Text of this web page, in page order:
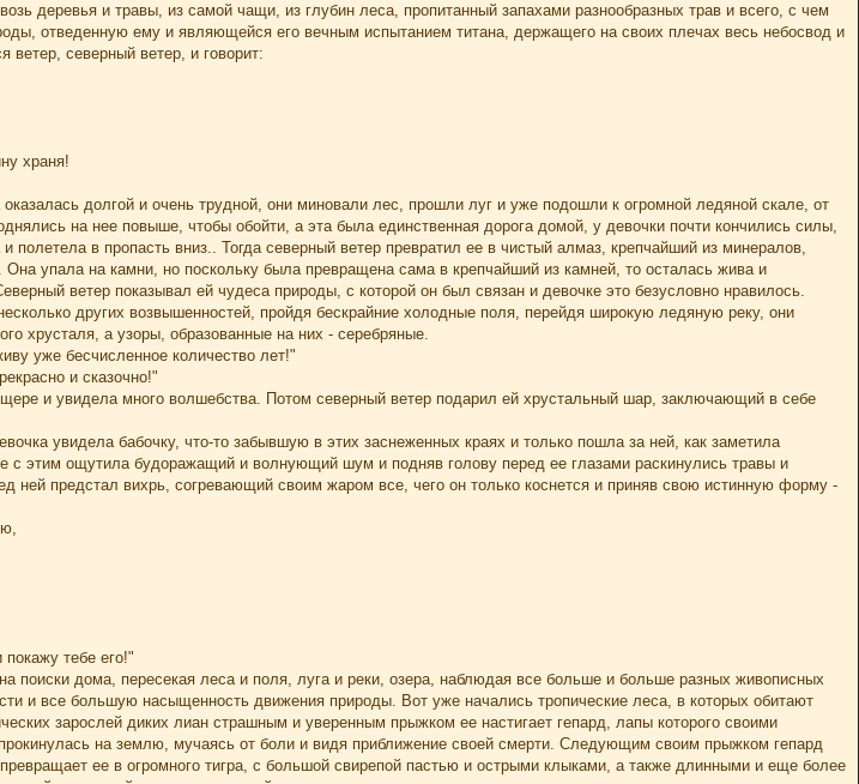
деревья и травы, из самой чащи, из глубин леса, пропитанный запахами разнообразных трав и всего, с чем
отведенную ему и являющейся его вечным испытанием титана, держащего на своих плечах весь небосвод и
северный ветер, и говорит:
храня!
долгой и очень трудной, они миновали лес, прошли луг и уже подошли к огромной ледяной скале, от
на нее повыше, чтобы обойти, а эта была единственная дорога домой, у девочки почти кончились силы,
в пропасть вниз.. Тогда северный ветер превратил ее в чистый алмаз, крепчайший из минералов,
Она упала на камни, но поскольку была превращена сама в крепчайший из камней, то осталась жива и
ветер показывал ей чудеса природы, с которой он был связан и девочке это безусловно нравилось.
других возвышенностей, пройдя бескрайние холодные поля, перейдя широкую ледяную реку, они
хрусталя, а узоры, образованные на них - серебряные.
уже бесчисленное количество лет!"
и сказочно!"
и увидела много волшебства. Потом северный ветер подарил ей хрустальный шар, заключающий в себе
увидела бабочку, что-то забывшую в этих заснеженных краях и только пошла за ней, как заметила
с этим ощутила будоражащий и волнующий шум и подняв голову перед ее глазами раскинулись травы и
ней предстал вихрь, согревающий своим жаром все, чего он только коснется и приняв свою истинную форму -
тебе его!"
поиски дома, пересекая леса и поля, луга и реки, озера, наблюдая все больше и больше разных живописных
и все большую насыщенность движения природы. Вот уже начались тропические леса, в которых обитают
зарослей диких лиан страшным и уверенным прыжком ее настигает гепард, лапы которого своими
на землю, мучаясь от боли и видя приближение своей смерти. Следующим своим прыжком гепард
ее в огромного тигра, с большой свирепой пастью и острыми клыками, а также длинными и еще более